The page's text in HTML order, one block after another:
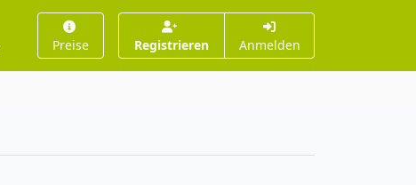
Preise Registrieren Anmelden